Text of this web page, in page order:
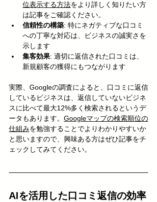
位表示する方法をより詳しく知りたい方
は記事をご確認ください。
信頼性の構築: 特にネガティブな口コミ
への丁寧な対応は、ビジネスの誠実さを
示します
集客効果: 適切に返信された口コミは、
新規顧客の獲得にもつながります
実際、Googleの調査によると、口コミに返信
しているビジネスは、返信していないビジネ
スに比べて最大12%多く検索されるというデ
ータもあります。 Googleマップの検索順位の
仕組みを勉強することでよりわかりやすいか
と思いますので、興味ある方はぜひ記事をチ
ェックしてみてください。
AIを活用した口コミ返信の効率